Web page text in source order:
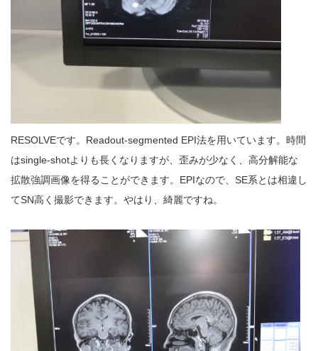
RESOLVEです。Readout-segmented EPI法を用いています。時間
はsingle-shotよりも長くなりますが、歪みが少なく、高分解能な
拡散強調画像を得ることができます。EPIなので、SE系とは相違し
てSN高く撮影できます。やはり、綺麗ですね。